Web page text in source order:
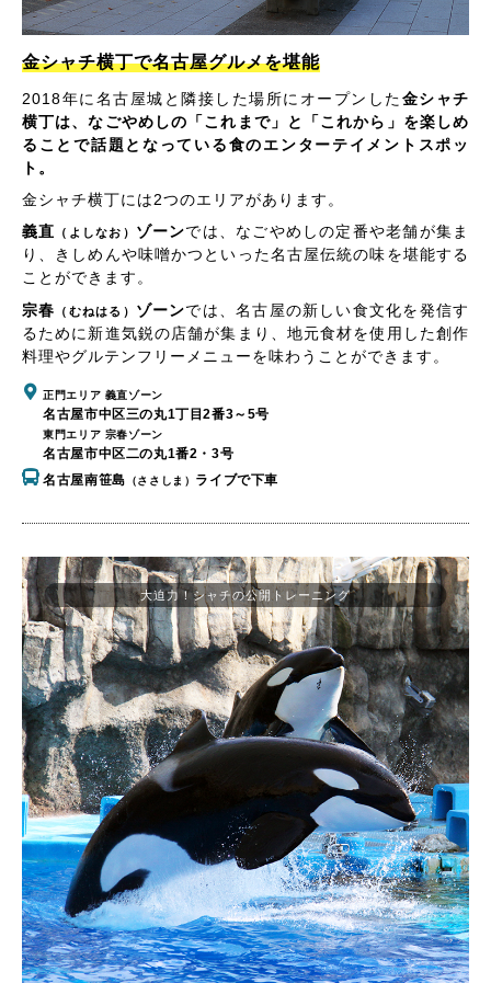
金シャチ横丁で名古屋グルメを堪能
2018年に名古屋城と隣接した場所にオープンした金シャチ
横丁は、なごやめしの「これまで」と「これから」を楽しめ
ることで話題となっている食のエンターテイメントスポッ
ト。
金シャチ横丁には2つのエリアがあります。
義直
（よしなお） ゾーンでは、なごやめしの定番や老舗が集ま
り、きしめんや味噌かつといった名古屋伝統の味を堪能する
ことができます。
宗春
（むねはる） ゾーンでは、名古屋の新しい食文化を発信す
るために新進気鋭の店舗が集まり、地元食材を使用した創作
料理やグルテンフリーメニューを味わうことができます。
正門エリア 義直ゾーン
名古屋市中区三の丸1丁目2番3～5号
東門エリア 宗春ゾーン
名古屋市中区二の丸1番2・3号
名古屋南笹島 （ささしま） ライブで下車
大迫力！シャチの公開トレーニング